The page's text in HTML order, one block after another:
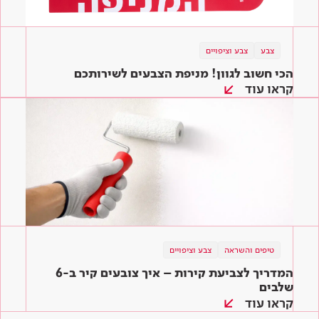
צבע צבע וציפויים
הכי חשוב לגוון! מניפת הצבעים לשירותכם
קראו עוד
טיפים והשראה צבע וציפויים
המדריך לצביעת קירות – איך צובעים קיר ב-6
שלבים
קראו עוד